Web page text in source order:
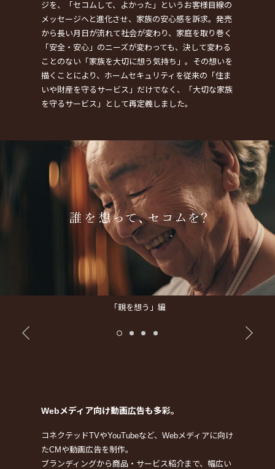
ジを、
「セコムして、よかった」というお客様目線の
メッセージへと進化させ、家族の安心感を訴求。発売
から長い月日が流れて社会が変わり、家庭を取り巻く
「安全・安心」のニーズが変わっても、決して変わる
ことのない「家族を大切に想う気持ち」。その想いを
描くことにより、 ホームセキュリティを従来の「住ま
いや財産を守るサービス」だけでなく、
「大切な家族
を守るサービス」として再定義しました。
「親を想う」編
Webメディア向け動画広告も多彩。
コネクテッドTVやYouTubeなど、Webメディアに向け
たCMや動画広告を制作。
ブランディングから商品・サービス紹介まで、幅広い